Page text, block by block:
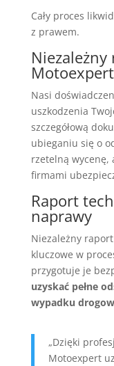
Cały proces
z prawem.
Niezależny
Motoexpert
Nasi
uszkodzenia
szczegółową
ubieganiu się o
rzetelną wycenę,
firmami
Raport
naprawy
Niezależny
kluczowe w
przygotuje je
uzyskać pełne
wypadku
„Dzięki
Motoexpert